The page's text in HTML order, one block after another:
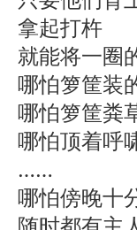
拿起打杵
就能将一圈
哪怕箩筐装
哪怕箩筐粪
哪怕顶着呼
……
哪怕傍晚十